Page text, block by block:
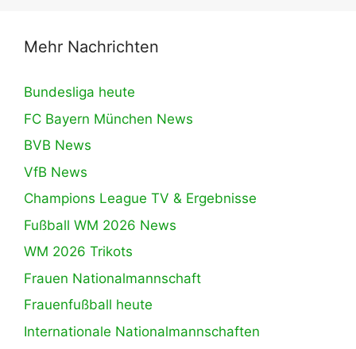
Mehr Nachrichten
Bundesliga heute
FC Bayern München News
BVB News
VfB News
Champions League TV & Ergebnisse
Fußball WM 2026 News
WM 2026 Trikots
Frauen Nationalmannschaft
Frauenfußball heute
Internationale Nationalmannschaften